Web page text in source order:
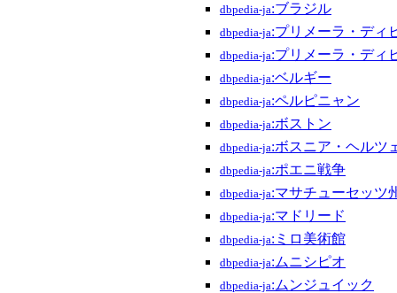
dbpedia-ja:ブラジル
dbpedia-ja:プリメーラ・ディ
dbpedia-ja:プリメーラ・ディ
dbpedia-ja:ベルギー
dbpedia-ja:ペルピニャン
dbpedia-ja:ボストン
dbpedia-ja:ボスニア・ヘルツ
dbpedia-ja:ポエニ戦争
dbpedia-ja:マサチューセッツ
dbpedia-ja:マドリード
dbpedia-ja:ミロ美術館
dbpedia-ja:ムニシピオ
dbpedia-ja:ムンジュイック